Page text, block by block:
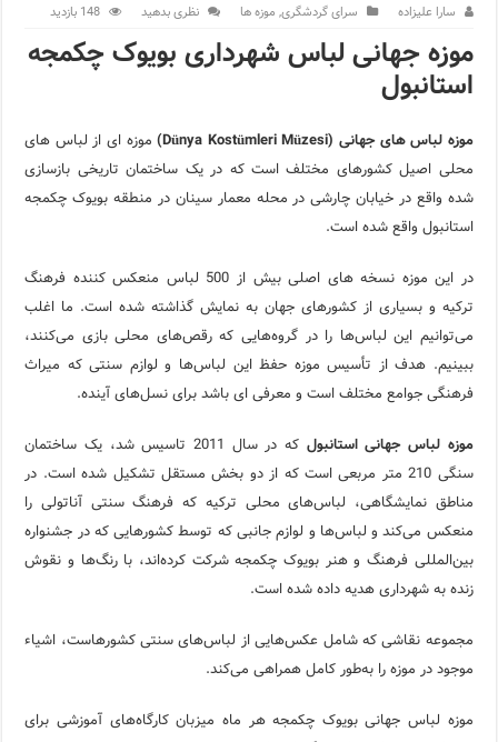
موزه افسانه‌های کارتال استانبول؛ سفری به دنیای قصه‌ها در
موزه ساعت کاخ توپکاپی استانبول
سارا علیزاده سرای گردشگری, موزه ها نظری بدهید 148 بازدید
موزه جهانی لباس شهرداری بویوک چکمجه
استانبول
موزه لباس های جهانی (Dünya Kostümleri Müzesi)
موزه ای از لباس های
محلی اصیل کشورهای مختلف است که در یک ساختمان تاریخی بازسازی
شده واقع در خیابان چارشی در محله معمار سینان در منطقه بویوک چکمجه
استانبول واقع شده است.
در این موزه نسخه های اصلی بیش از 500 لباس منعکس کننده فرهنگ
ترکیه و بسیاری از کشورهای جهان به نمایش گذاشته شده است. ما اغلب
می‌توانیم این لباس‌ها را در گروه‌هایی که رقص‌های محلی بازی می‌کنند،
ببینیم. هدف از تأسیس موزه حفظ این لباس‌ها و لوازم سنتی که میراث
فرهنگی جوامع مختلف است و معرفی ای باشد برای نسل‌های آینده.
موزه لباس جهانی استانبول
که در سال 2011 تاسیس شد، یک ساختمان
سنگی 210 متر مربعی است که از دو بخش مستقل تشکیل شده است. در
مناطق نمایشگاهی، لباس‌های محلی ترکیه که فرهنگ سنتی آناتولی را
منعکس می‌کند و لباس‌ها و لوازم جانبی که توسط کشورهایی که در جشنواره
بین‌المللی فرهنگ و هنر بویوک چکمجه شرکت کرده‌اند، با رنگ‌ها و نقوش
زنده به شهرداری هدیه داده شده است.
مجموعه نقاشی که شامل عکس‌هایی از لباس‌های سنتی کشورهاست، اشیاء
موجود در موزه را به‌طور کامل همراهی می‌کند.
موزه لباس جهانی بویوک چکمجه هر ماه میزبان کارگاه‌های آموزشی برای